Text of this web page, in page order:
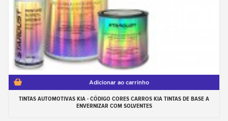
Adicionar ao carrinho
TINTAS AUTOMOTIVAS KIA - CÓDIGO CORES CARROS KIA TINTAS DE BASE A
ENVERNIZAR COM SOLVENTES